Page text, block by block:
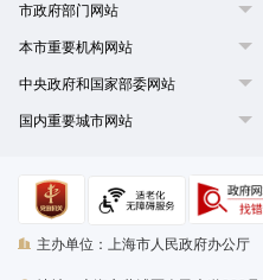
市政府部门网站
本市重要机构网站
中央政府和国家部委网站
国内重要城市网站
主办单位：上海市人民政府办公厅